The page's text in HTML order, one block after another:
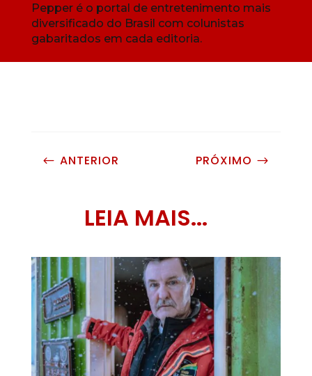
Pepper é o portal de entretenimento mais
diversificado do Brasil com colunistas
gabaritados em cada editoria.
# ANTERIOR PRÓXIMO $
LEIA MAIS...